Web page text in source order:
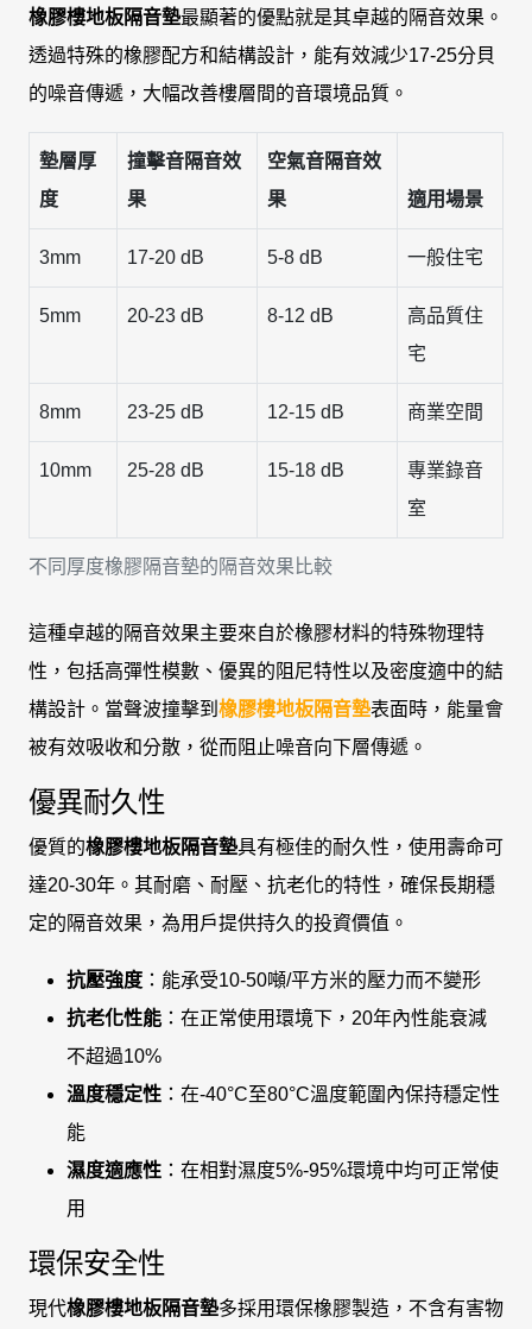
橡膠樓地板隔音墊最顯著的優點就是其卓越的隔音效果。
透過特殊的橡膠配方和結構設計，能有效減少17-25分貝
的噪音傳遞，大幅改善樓層間的音環境品質。
不同厚度橡膠隔音墊的隔音效果比較
墊層厚
度
撞擊音隔音效
果
空氣音隔音效
果
適用場景
3mm 17-20 dB 5-8 dB 一般住宅
5mm 20-23 dB 8-12 dB
高品質住
宅
8mm 23-25 dB 12-15 dB 商業空間
10mm 25-28 dB 15-18 dB
專業錄音
室
這種卓越的隔音效果主要來自於橡膠材料的特殊物理特
性，包括高彈性模數、優異的阻尼特性以及密度適中的結
構設計。當聲波撞擊到 橡膠樓地板隔音墊表面時，能量會
被有效吸收和分散，從而阻止噪音向下層傳遞。
優異耐久性
優質的橡膠樓地板隔音墊具有極佳的耐久性，使用壽命可
達20-30年。其耐磨、耐壓、抗老化的特性，確保長期穩
定的隔音效果，為用戶提供持久的投資價值。
抗壓強度 ：能承受10-50噸/平方米的壓力而不變形
抗老化性能 ：在正常使用環境下，20年內性能衰減
不超過10%
溫度穩定性 ：在-40°C至80°C溫度範圍內保持穩定性
能
濕度適應性 ：在相對濕度5%-95%環境中均可正常使
用
環保安全性
現代橡膠樓地板隔音墊多採用環保橡膠製造，不含有害物